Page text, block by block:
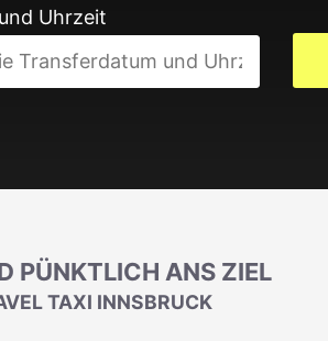
Uhrzeit
PÜNKTLICH ANS ZIEL
TAXI INNSBRUCK